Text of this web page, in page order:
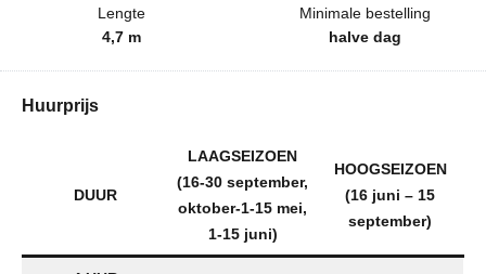
Lengte
4,7 m
Minimale bestelling
halve dag
Huurprijs
DUUR
LAAGSEIZOEN
(16-30 september,
oktober-1-15 mei,
1-15 juni)
HOOGSEIZOEN
(16 juni – 15
september)